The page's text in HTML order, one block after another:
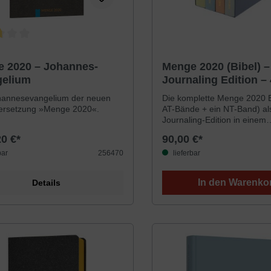
2020 – Johannes-
der neuen
»Menge 2020«.
€*
256470
Details
Menge 2020 (Bibel) –
Journaling Edition –
im Schuber
Die komplette Menge 2020
AT-Bände + ein NT-Band)
Journaling-Edition in einem
Papier dieses Bibelteils
hervorragend für die
Notizen oder andere
Menge-Übersetzung
eine sehr gründliche Arbeit
90,00 €*
lieferbar
In den